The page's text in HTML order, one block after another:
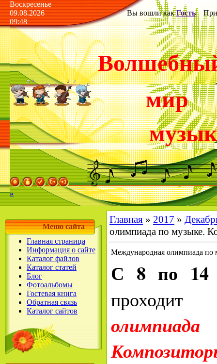
Воскресенье
09.08.2026
09:48
Вы вошли как Гость
мир
»
Меню сайта
Главная страница
Информация о сайте
Каталог файлов
Каталог статей
Блог
Фотоальбомы
Гостевая книга
Обратная связь
Каталог сайтов
Главная » 2017 »
олимпиада по музыке.
Международная олимпиада по
С 8 по 14